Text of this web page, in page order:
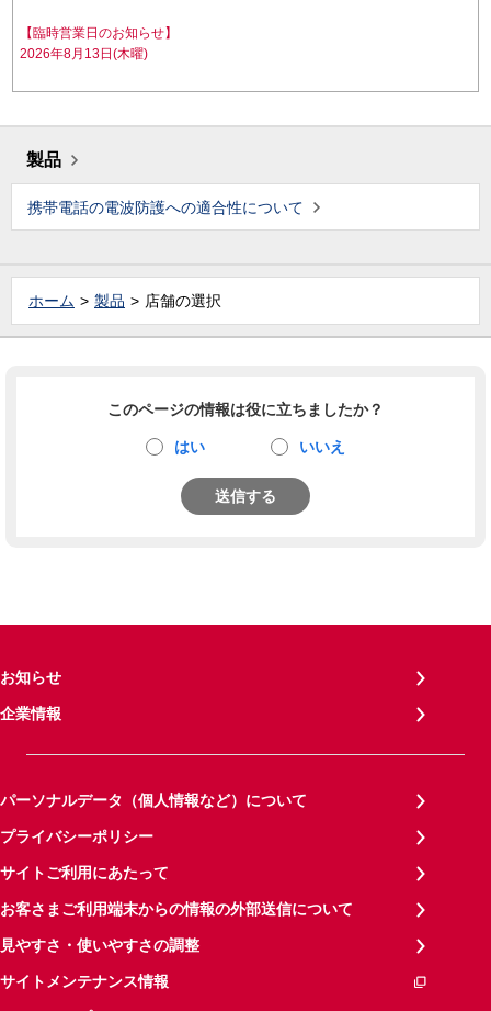
【臨時営業日のお知らせ】
2026年8月13日(木曜)
製品
携帯電話の電波防護への適合性について
ホーム 製品 店舗の選択
このページの情報は役に立ちましたか？
はい いいえ
送信する
お知らせ
企業情報
パーソナルデータ（個人情報など）について
プライバシーポリシー
サイトご利用にあたって
お客さまご利用端末からの情報の外部送信について
見やすさ・使いやすさの調整
サイトメンテナンス情報